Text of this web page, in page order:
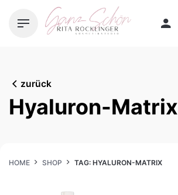
zurück
Hyaluron-Matrix
HOME SHOP TAG: HYALURON-MATRIX